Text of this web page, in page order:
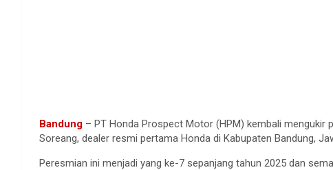
Bandung – PT Honda Prospect Motor (HPM) kembali mengukir
Soreang, dealer resmi pertama Honda di Kabupaten Bandung,
Peresmian ini menjadi yang ke-7 sepanjang tahun 2025 dan